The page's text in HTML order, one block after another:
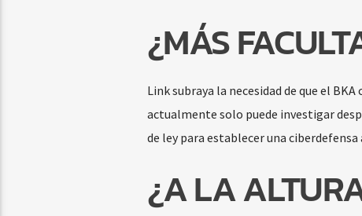
¿MÁS
Link subraya la necesidad de que el
actualmente solo puede investigar
de ley para establecer una
¿A LA